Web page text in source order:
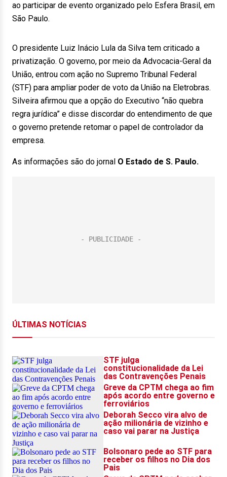
ao participar de evento organizado pelo Esfera Brasil, em
São Paulo.
O presidente Luiz Inácio Lula da Silva tem criticado a
privatização. O governo, por meio da Advocacia-Geral da
União, entrou com ação no Supremo Tribunal Federal
(STF) para ampliar poder de voto da União na Eletrobras.
Silveira afirmou que a opção do Executivo “não quebra
regra jurídica” e disse discordar do entendimento de que
o governo pretende retomar o papel de controlador da
empresa.
As informações são do jornal O Estado de S. Paulo.